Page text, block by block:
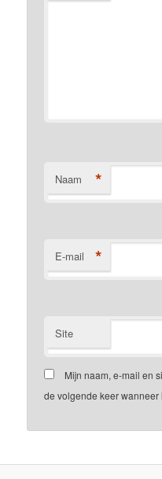
Naam *
E-mail *
Site
Mijn naam, e-mail en
de volgende keer wanneer